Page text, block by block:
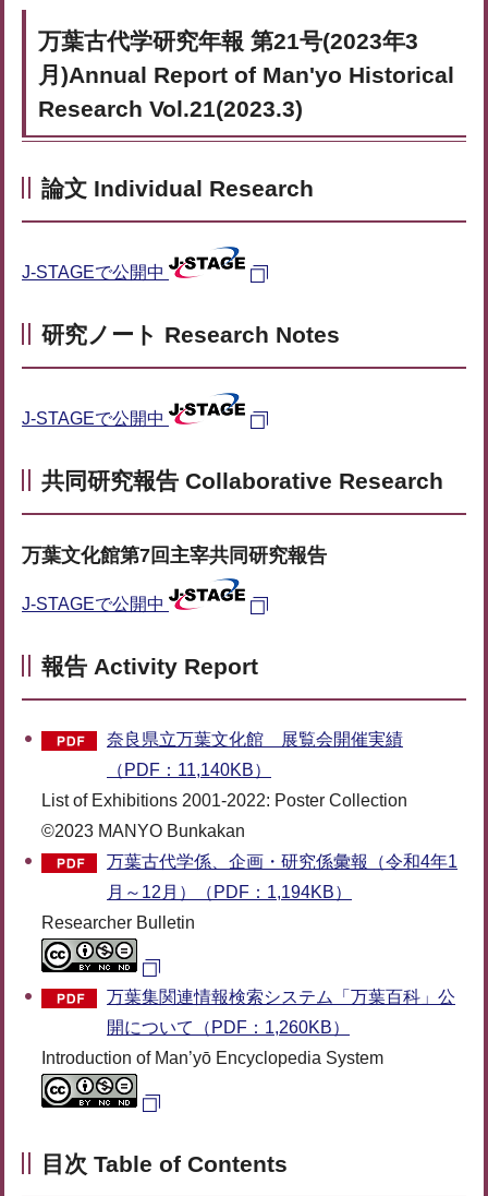
万葉古代学研究年報 第21号(2023年3
月)Annual Report of Man'yo Historical
Research Vol.21(2023.3)
論文 Individual Research
J-STAGEで公開中
研究ノート Research Notes
J-STAGEで公開中
共同研究報告 Collaborative Research
万葉文化館第7回主宰共同研究報告
J-STAGEで公開中
報告 Activity Report
奈良県立万葉文化館 展覧会開催実績
（PDF：11,140KB）
List of Exhibitions 2001-2022: Poster Collection
©2023 MANYO Bunkakan
万葉古代学係、企画・研究係彙報（令和4年1
月～12月）（PDF：1,194KB）
Researcher Bulletin
万葉集関連情報検索システム「万葉百科」公
開について（PDF：1,260KB）
Introduction of Man’yō Encyclopedia System
目次 Table of Contents